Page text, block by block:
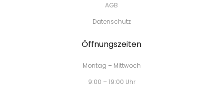
AGB
Datenschutz
Öffnungszeiten
Montag – Mittwoch
9:00 – 19:00 Uhr